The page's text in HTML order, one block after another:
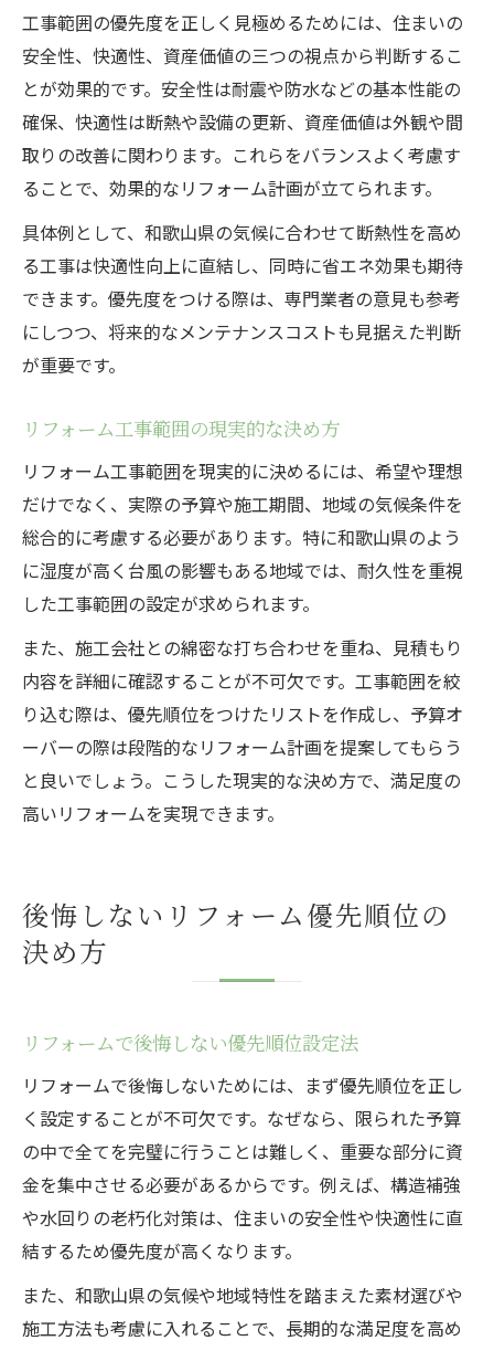
工事範囲の優先度を正しく見極めるためには、住まいの
安全性、快適性、資産価値の三つの視点から判断するこ
とが効果的です。安全性は耐震や防水などの基本性能の
確保、快適性は断熱や設備の更新、資産価値は外観や間
取りの改善に関わります。これらをバランスよく考慮す
ることで、効果的なリフォーム計画が立てられます。
具体例として、和歌山県の気候に合わせて断熱性を高め
る工事は快適性向上に直結し、同時に省エネ効果も期待
できます。優先度をつける際は、専門業者の意見も参考
にしつつ、将来的なメンテナンスコストも見据えた判断
が重要です。
リフォーム工事範囲の現実的な決め方
リフォーム工事範囲を現実的に決めるには、希望や理想
だけでなく、実際の予算や施工期間、地域の気候条件を
総合的に考慮する必要があります。特に和歌山県のよう
に湿度が高く台風の影響もある地域では、耐久性を重視
した工事範囲の設定が求められます。
また、施工会社との綿密な打ち合わせを重ね、見積もり
内容を詳細に確認することが不可欠です。工事範囲を絞
り込む際は、優先順位をつけたリストを作成し、予算オ
ーバーの際は段階的なリフォーム計画を提案してもらう
と良いでしょう。こうした現実的な決め方で、満足度の
高いリフォームを実現できます。
後悔しないリフォーム優先順位の
決め方
リフォームで後悔しない優先順位設定法
リフォームで後悔しないためには、まず優先順位を正し
く設定することが不可欠です。なぜなら、限られた予算
の中で全てを完璧に行うことは難しく、重要な部分に資
金を集中させる必要があるからです。例えば、構造補強
や水回りの老朽化対策は、住まいの安全性や快適性に直
結するため優先度が高くなります。
また、和歌山県の気候や地域特性を踏まえた素材選びや
施工方法も考慮に入れることで、長期的な満足度を高め